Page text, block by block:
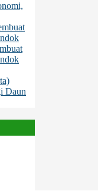
Daun